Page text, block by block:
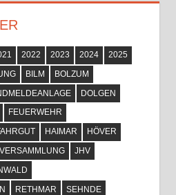
2022 2023 2024
2025
BILM
BOLZUM
DOLGEN
FEUERWEHR
HAIMAR
HÖVER
JHV
RETHMAR
SEHNDE